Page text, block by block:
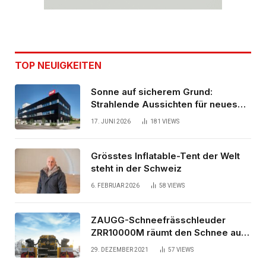
TOP NEUIGKEITEN
Sonne auf sicherem Grund:
Strahlende Aussichten für neues
Bürogebäude
17. JUNI 2026 181 VIEWS
Grösstes Inflatable-Tent der Welt
steht in der Schweiz
6. FEBRUAR 2026 58 VIEWS
ZAUGG-Schneefrässchleuder
ZRR10000M räumt den Schnee auf
schwedischen Gleisen
29. DEZEMBER 2021 57 VIEWS